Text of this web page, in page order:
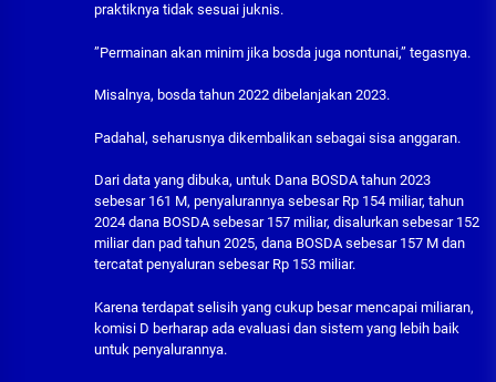
praktiknya tidak sesuai juknis.
”Permainan akan minim jika bosda juga nontunai,” tegasnya.
Misalnya, bosda tahun 2022 dibelanjakan 2023.
Padahal, seharusnya dikembalikan sebagai sisa anggaran.
Dari data yang dibuka, untuk Dana BOSDA tahun 2023
sebesar 161 M, penyalurannya sebesar Rp 154 miliar, tahun
2024 dana BOSDA sebesar 157 miliar, disalurkan sebesar 152
miliar dan pad tahun 2025, dana BOSDA sebesar 157 M dan
tercatat penyaluran sebesar Rp 153 miliar.
Karena terdapat selisih yang cukup besar mencapai miliaran,
komisi D berharap ada evaluasi dan sistem yang lebih baik
untuk penyalurannya.